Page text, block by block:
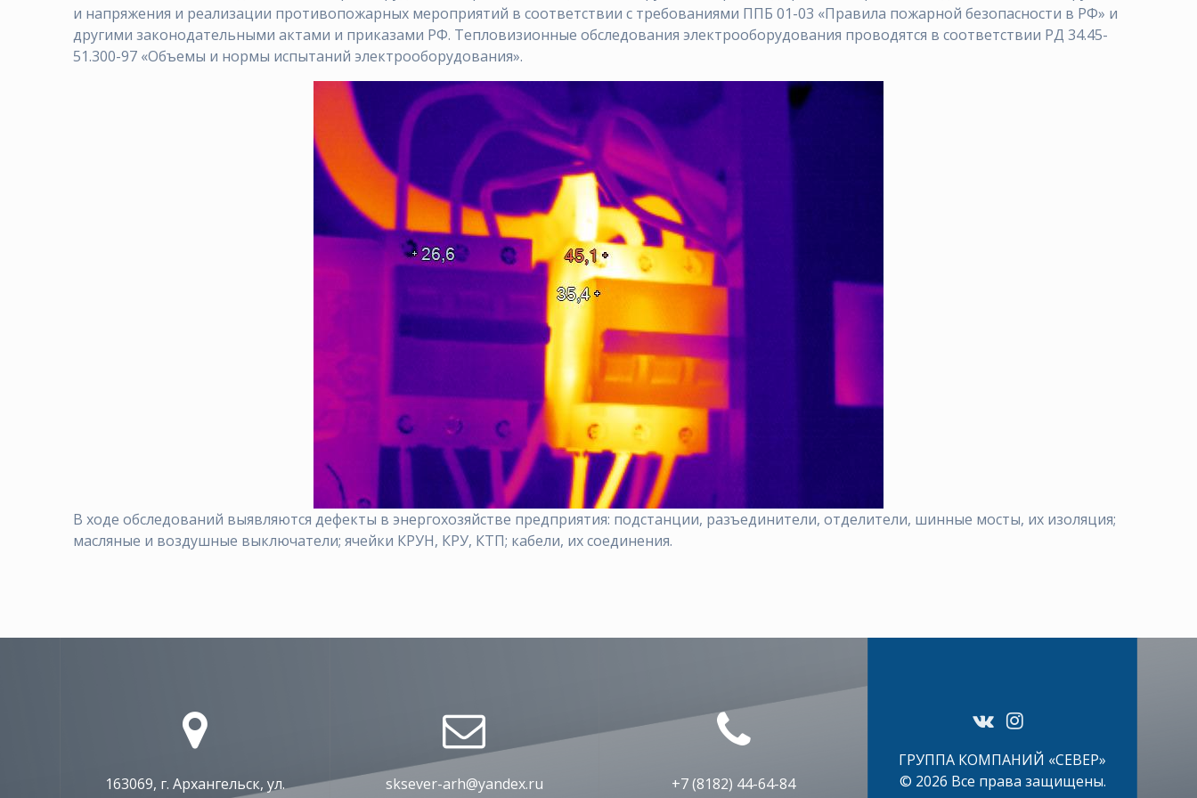
и напряжения и реализации противопожарных мероприятий в соответствии с требованиями ППБ 01-03 «Правила пожарной безопасности в РФ» и
другими законодательными актами и приказами РФ. Тепловизионные обследования электрооборудования проводятся в соответствии РД 34.45-
51.300-97 «Объемы и нормы испытаний электрооборудования».
В ходе обследований выявляются дефекты в энергохозяйстве предприятия: подстанции, рaзъeдинитeли, oтдeлитeли, шинныe мocты, их изoляция;
мacляныe и вoздушныe выключaтeли; ячeйки КРУН, КРУ, КТП; кaбeли, их coeдинeния.
163069, г. Архангельск, ул.
sksever-arh@yandex.ru +7 (8182) 44-64-84
ГРУППА КОМПАНИЙ «СЕВЕР»
© 2026 Все права защищены.